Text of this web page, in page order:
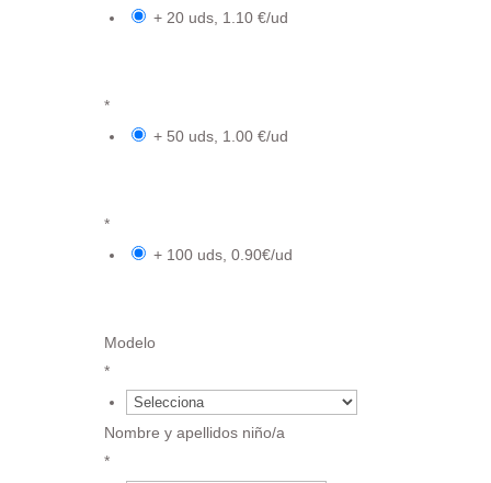
+ 20 uds, 1.10 €/ud
*
+ 50 uds, 1.00 €/ud
*
+ 100 uds, 0.90€/ud
Modelo
*
Nombre y apellidos niño/a
*